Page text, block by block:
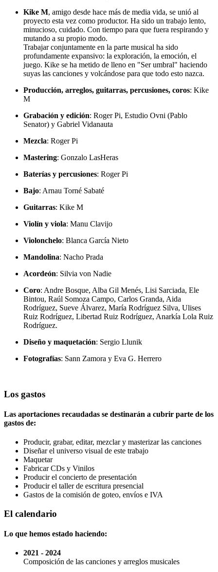
Kike M, amigo desde hace más de media vida, se unió al
proyecto esta vez como productor. Ha sido un trabajo lento,
minucioso, cuidado. Con tiempo para que fuera respirando y
mutando a su propio modo.
Trabajar conjuntamente en la parte musical ha sido
profundamente expansivo: la exploración, la emoción, el
juego. Kike se ha metido de lleno en "Ser umbral" haciendo
suyas las canciones y volcándose para que todo esto nazca.
Producción, arreglos, guitarras, percusiones, coros: Kike
M
Grabación y edición: Roger Pi, Estudio Ovni (Pablo
Senator) y Gabriel Vidanauta
Mezcla: Roger Pi
Mastering: Gonzalo LasHeras
Baterías y percusiones: Roger Pi
Bajo: Arnau Torné Sabaté
Guitarras: Kike M
Violín y viola: Manu Clavijo
Violonchelo: Blanca García Nieto
Mandolina: Nacho Prada
Acordeón: Silvia von Nadie
Coro: Andre Bosque, Alba Gil Menés, Lisi Sarciada, Ele
Bintou, Raúl Somoza Campo, Carlos Granda, Aida
Rodríguez, Sueve Álvarez, María Rodríguez Silva, Ulises
Ruiz Rodríguez, Libertad Ruiz Rodríguez, Anarkía Lola Ruiz
Rodríguez.
Diseño y maquetación: Sergio Llunik
Fotografías: Sann Zamora y Eva G. Herrero
Los gastos
Las aportaciones recaudadas se destinarán a cubrir parte de los
gastos de:
Producir, grabar, editar, mezclar y masterizar las canciones
Diseñar el universo visual de este trabajo
Maquetar
Fabricar CDs y Vinilos
Producir el concierto de presentación
Producir el taller de escritura presencial
Gastos de la comisión de goteo, envíos e IVA
El calendario
Lo que hemos estado haciendo:
2021 - 2024
Composición de las canciones y arreglos musicales